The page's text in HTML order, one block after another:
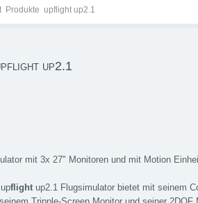
Produkte upflight up2.1
up2.1
mit 3x 27" Monitoren und mit Motion
flight up2.1 Flugsimulator bietet mit seinem